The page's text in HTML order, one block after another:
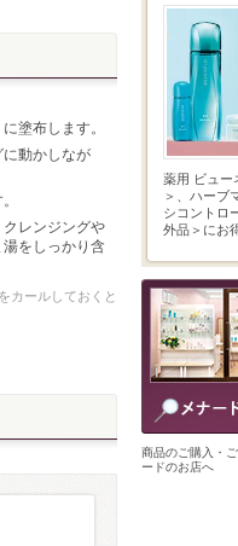
塗布します。
動かしなが
レンジングや
をしっかり含
カールしておくと
薬用 ビュー
＞、ハーブ
シコントロ
外品＞にお
商品のご購入・
ードのお店へ